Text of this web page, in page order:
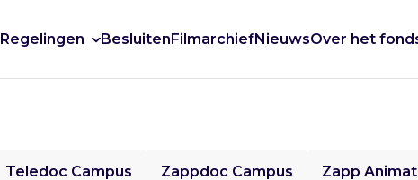
Regelingen BesluitenFilmarchiefNieuwsOver het
Teledoc Campus Zappdoc Campus Zapp